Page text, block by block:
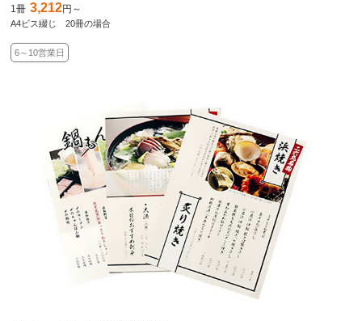
1冊 3,212円～
A4ビス綴じ 20冊の場合
6～10営業日